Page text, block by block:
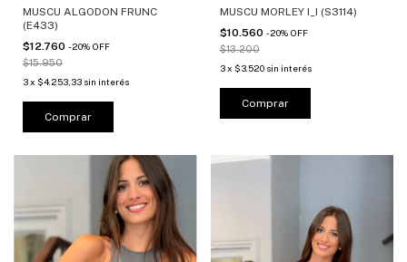
MUSCU ALGODON FRUNC
(E433)
$12.760 -20% OFF
$15.950
3x $4.253,33 sin interés
Comprar
MUSCU MORLEY I_I (S3114)
$10.560 -20% OFF
$13.200
3 x $3.520 sin interés
Comprar